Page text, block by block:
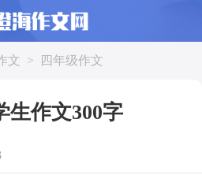
文 > 四年级作文
生作文300字